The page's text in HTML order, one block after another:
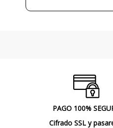
PAGO 100%
Cifrado SSL y